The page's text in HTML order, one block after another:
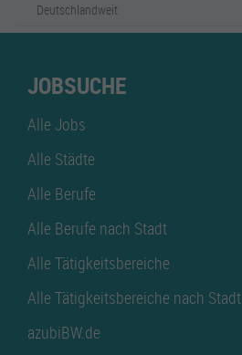
Deutschlandweit
JOBSUCHE
Alle Jobs
Alle Städte
Alle Berufe
Alle Berufe nach Stadt
Alle Tätigkeitsbereiche
Alle Tätigkeitsbereiche nach Stadt
azubiBW.de